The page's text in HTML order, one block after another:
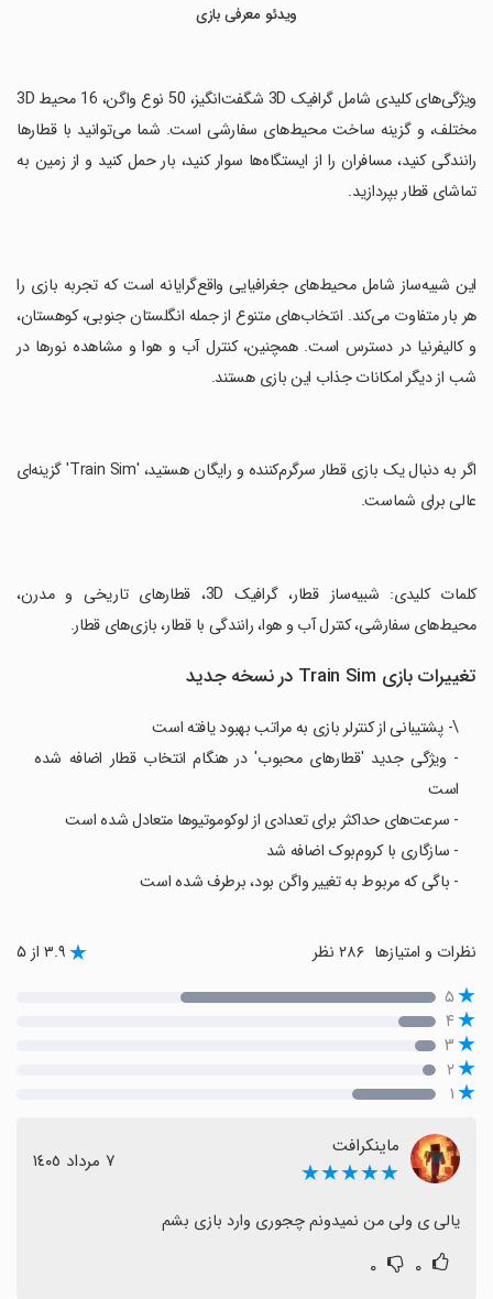
ویدئو معرفی بازی
‏ویژگی‌های کلیدی شامل گرافیک 3D شگفت‌انگیز، 50 نوع واگن، 16 محیط 3D
مختلف، و گزینه ساخت محیط‌های سفارشی است. شما می‌توانید با قطارها
رانندگی کنید، مسافران را از ایستگاه‌ها سوار کنید، بار حمل کنید و از زمین به
تماشای قطار بپردازید.
‏این شبیه‌ساز شامل محیط‌های جغرافیایی واقع‌گرایانه است که تجربه بازی را
هر بار متفاوت می‌کند. انتخاب‌های متنوع از جمله انگلستان جنوبی، کوهستان،
و کالیفرنیا در دسترس است. همچنین، کنترل آب و هوا و مشاهده نورها در
شب از دیگر امکانات جذاب این بازی هستند.
‏اگر به دنبال یک بازی قطار سرگرم‌کننده و رایگان هستید، 'Train Sim' گزینه‌ای
عالی برای شماست.
‏کلمات کلیدی: شبیه‌ساز قطار، گرافیک 3D، قطارهای تاریخی و مدرن،
محیط‌های سفارشی، کنترل آب و هوا، رانندگی با قطار، بازی‌های قطار.
تغییرات بازی Train Sim در نسخه جدید
\- پشتیبانی از کنترلر بازی به مراتب بهبود یافته است
- ویژگی جدید 'قطارهای محبوب' در هنگام انتخاب قطار اضافه شده
است
- سرعت‌های حداکثر برای تعدادی از لوکوموتیوها متعادل شده است
- سازگاری با کروم‌بوک اضافه شد
- باگی که مربوط به تغییر واگن بود، برطرف شده است
نظرات و امتیازها ۳.۹ از ۵
۵
۴
۳
۲
۱
ماینکرافت
★★★★★ ٧ مرداد ١٤٠٥
یالی ی ولی من نمیدونم چجوری وارد بازی بشم
۰ ۰